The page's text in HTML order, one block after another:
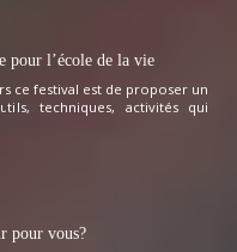
pour l’école de la vie
ce festival est de proposer un
techniques, activités qui
pour vous?